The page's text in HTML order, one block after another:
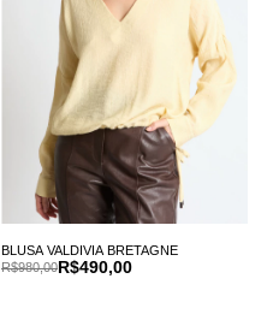
BLUSA VALDIVIA BRETAGNE
R$490,00
R$980,00